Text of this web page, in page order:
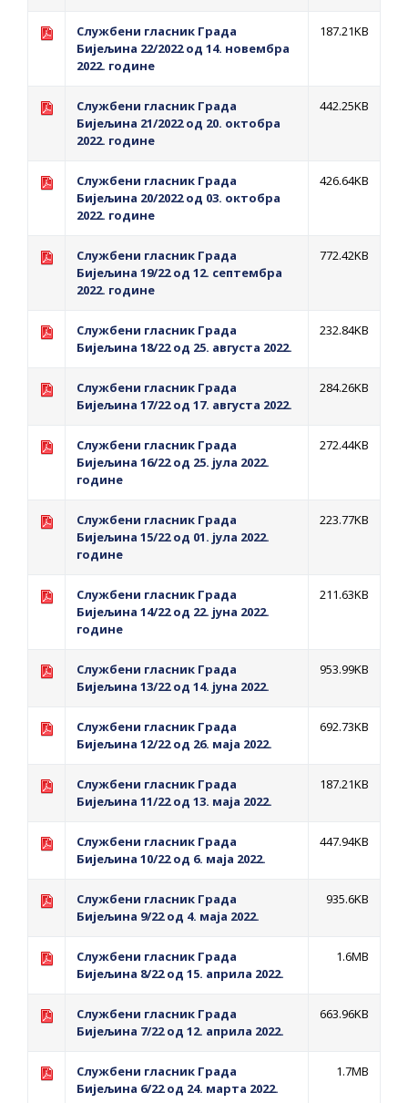
Ујић
Службени гласник Града
Бијељина 22/2022 од 14. новембра
2022. године
187.21KB
Службени гласник Града
Бијељина 21/2022 од 20. октобра
2022. године
442.25KB
Службени гласник Града
Бијељина 20/2022 од 03. октобра
2022. године
426.64KB
Службени гласник Града
Бијељина 19/22 од 12. септембра
2022. године
772.42KB
Службени гласник Града
Бијељина 18/22 од 25. августа 2022.
232.84KB
Службени гласник Града
Бијељина 17/22 од 17. августа 2022.
284.26KB
Службени гласник Града
Бијељина 16/22 од 25. јула 2022.
године
272.44KB
Службени гласник Града
Бијељина 15/22 од 01. јула 2022.
године
223.77KB
Службени гласник Града
Бијељина 14/22 од 22. јуна 2022.
године
211.63KB
Службени гласник Града
Бијељина 13/22 од 14. јуна 2022.
953.99KB
Службени гласник Града
Бијељина 12/22 од 26. маја 2022.
692.73KB
Службени гласник Града
Бијељина 11/22 од 13. маја 2022.
187.21KB
Службени гласник Града
Бијељина 10/22 од 6. маја 2022.
447.94KB
Службени гласник Града
Бијељина 9/22 од 4. маја 2022.
935.6KB
Службени гласник Града
Бијељина 8/22 од 15. априла 2022.
1.6MB
Службени гласник Града
Бијељина 7/22 од 12. априла 2022.
663.96KB
Службени гласник Града
Бијељина 6/22 од 24. марта 2022.
1.7MB